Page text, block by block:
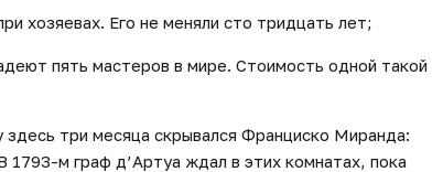
хозяевах. Его не меняли сто тридцать лет;
пять мастеров в мире. Стоимость одной такой
три месяца скрывался Франциско Миранда:
1793-м граф д’Артуа ждал в этих комнатах, пока